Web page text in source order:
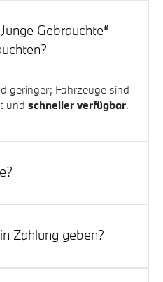
Gebrauchte“
geringer; Fahrzeuge sind
und schneller verfügbar.
von unserer
Zahlung geben?